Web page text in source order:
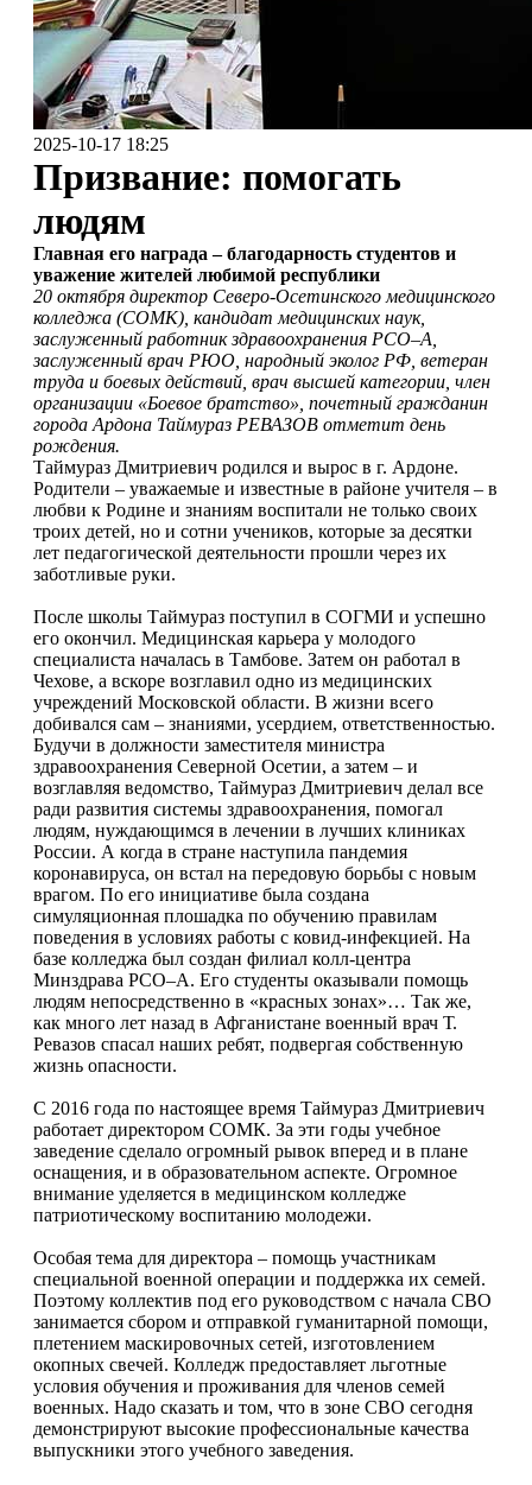
2025-10-17 18:25
Призвание: помогать
людям
Главная его награда – благодарность студентов и
уважение жителей любимой республики
20 октября директор Северо-Осетинского медицинского
колледжа (СОМК), кандидат медицинских наук,
заслуженный работник здравоохранения РСО–А,
заслуженный врач РЮО, народный эколог РФ, ветеран
труда и боевых действий, врач высшей категории, член
организации «Боевое братство», почетный гражданин
города Ардона Таймураз РЕВАЗОВ отметит день
рождения.
Таймураз Дмитриевич родился и вырос в г. Ардоне.
Родители – уважаемые и известные в районе учителя – в
любви к Родине и знаниям воспитали не только своих
троих детей, но и сотни учеников, которые за десятки
лет педагогической деятельности прошли через их
заботливые руки.
После школы Таймураз поступил в СОГМИ и успешно
его окончил. Медицинская карьера у молодого
специалиста началась в Тамбове. Затем он работал в
Чехове, а вскоре возглавил одно из медицинских
учреждений Московской области. В жизни всего
добивался сам – знаниями, усердием, ответственностью.
Будучи в должности заместителя министра
здравоохранения Северной Осетии, а затем – и
возглавляя ведомство, Таймураз Дмитриевич делал все
ради развития системы здравоохранения, помогал
людям, нуждающимся в лечении в лучших клиниках
России. А когда в стране наступила пандемия
коронавируса, он встал на передовую борьбы с новым
врагом. По его инициативе была создана
симуляционная плошадка по обучению правилам
поведения в условиях работы с ковид-инфекцией. На
базе колледжа был создан филиал колл-центра
Минздрава РСО–А. Его студенты оказывали помощь
людям непосредственно в «красных зонах»… Так же,
как много лет назад в Афганистане военный врач Т.
Ревазов спасал наших ребят, подвергая собственную
жизнь опасности.
С 2016 года по настоящее время Таймураз Дмитриевич
работает директором СОМК. За эти годы учебное
заведение сделало огромный рывок вперед и в плане
оснащения, и в образовательном аспекте. Огромное
внимание уделяется в медицинском колледже
патриотическому воспитанию молодежи.
Особая тема для директора – помощь участникам
специальной военной операции и поддержка их семей.
Поэтому коллектив под его руководством с начала СВО
занимается сбором и отправкой гуманитарной помощи,
плетением маскировочных сетей, изготовлением
окопных свечей. Колледж предоставляет льготные
условия обучения и проживания для членов семей
военных. Надо сказать и том, что в зоне СВО сегодня
демонстрируют высокие профессиональные качества
выпускники этого учебного заведения.